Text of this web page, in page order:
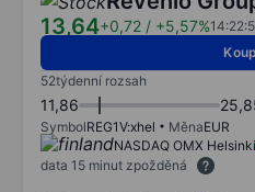
13,64+0,72 / +5,57%
52týdenní rozsah
11,86
SymbolREG1V:xhel MěnaEUR
NASDAQ OMX Helsinki
data 15 minut zpožděná